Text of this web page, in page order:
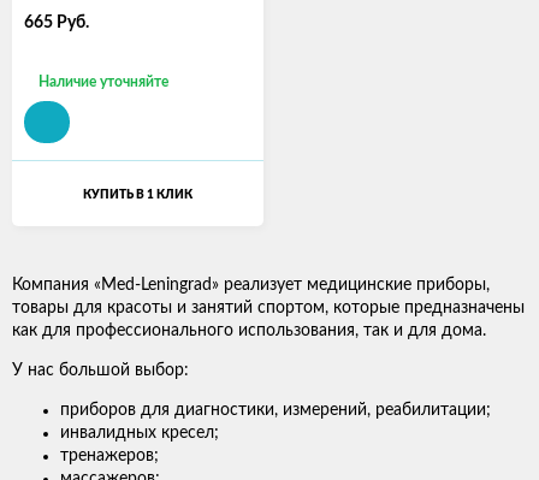
665 Руб.
Наличие уточняйте
КУПИТЬ В 1 КЛИК
Компания «Med-Leningrad» реализует медицинские приборы,
товары для красоты и занятий спортом, которые предназначены
как для профессионального использования, так и для дома.
У нас большой выбор:
приборов для диагностики, измерений, реабилитации;
инвалидных кресел;
тренажеров;